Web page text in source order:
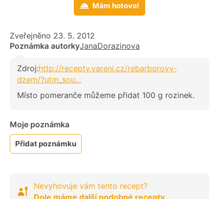
Mám hotovo!
Zveřejněno 23. 5. 2012
Poznámka autorkyJanaDorazinova
Zdroj:http://recepty.vareni.cz/rebarborovy-
dzem/?utm_sou...
Místo pomeranče můžeme přidat 100 g rozinek.
Moje poznámka
Přidat poznámku
Nevyhovuje vám tento recept?
Dole máme další podobné recepty.